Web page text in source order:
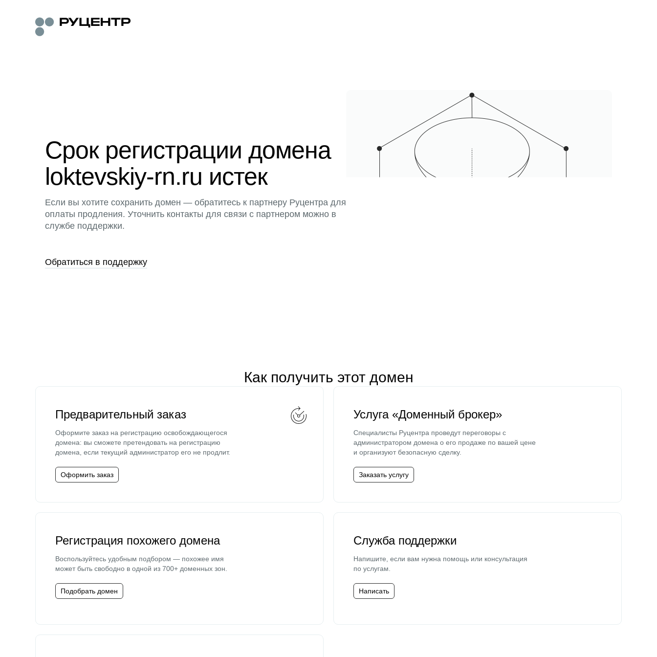
Срок регистрации домена
loktevskiy-rn.ru истек
Если вы хотите сохранить домен — обратитесь к партнеру Руцентра для
оплаты продления. Уточнить контакты для связи с партнером можно в
службе поддержки.
Обратиться в поддержку
Как получить этот домен
Предварительный заказ
Оформите заказ на регистрацию освобождающегося
домена: вы сможете претендовать на регистрацию
домена, если текущий администратор его не продлит.
Оформить заказ
Услуга «Доменный брокер»
Специалисты Руцентра проведут переговоры с
администратором домена о его продаже по вашей цене
и организуют безопасную сделку.
Заказать услугу
Регистрация похожего домена
Воспользуйтесь удобным подбором — похожее имя
может быть свободно в одной из 700+ доменных зон.
Подобрать домен
Служба поддержки
Напишите, если вам нужна помощь или консультация
по услугам.
Написать